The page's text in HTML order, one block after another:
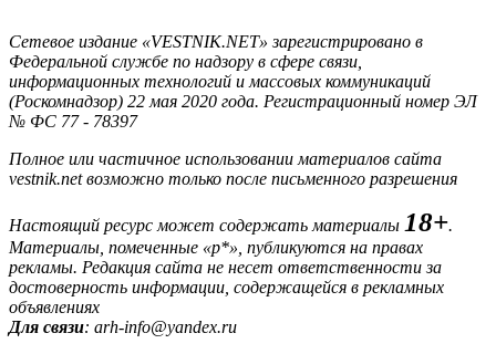
Сетевое издание «VESTNIK.NET» зарегистрировано в
Федеральной службе по надзору в сфере связи,
информационных технологий и массовых коммуникаций
(Роскомнадзор) 22 мая 2020 года. Регистрационный номер ЭЛ
№ ФС 77 - 78397
Полное или частичное использовании материалов сайта
vestnik.net возможно только после письменного разрешения
Настоящий ресурс может содержать материалы 18+.
Материалы, помеченные «р*», публикуются на правах
рекламы. Редакция сайта не несет ответственности за
достоверность информации, содержащейся в рекламных
объявлениях
Для связи: arh-info@yandex.ru